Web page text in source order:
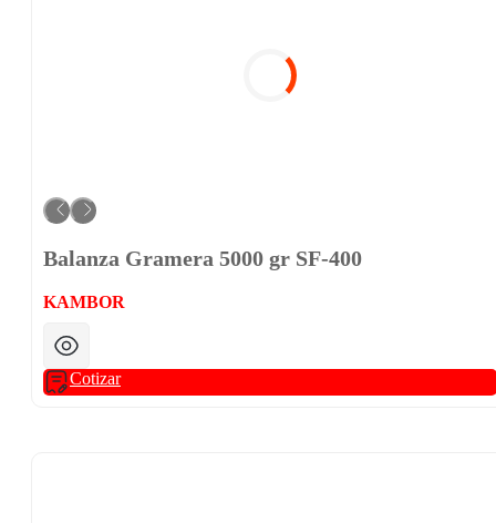
Balanza Gramera 5000 gr SF-400
KAMBOR
Cotizar